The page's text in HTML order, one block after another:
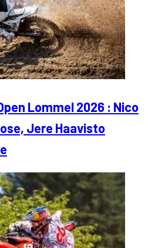
Lommel 2026 : Nico
Jere Haavisto